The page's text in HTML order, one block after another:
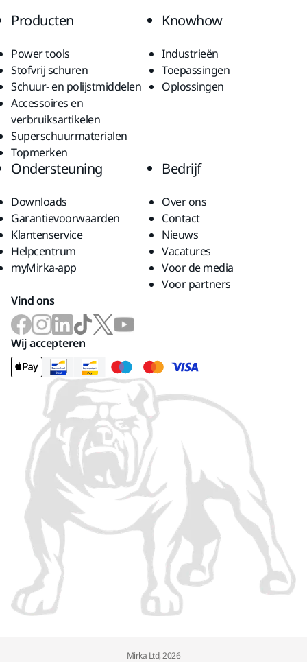
Producten
Power tools
Stofvrij schuren
Schuur- en polijstmiddelen
Accessoires en
verbruiksartikelen
Superschuurmaterialen
Topmerken
Knowhow
Industrieën
Toepassingen
Oplossingen
Ondersteuning
Downloads
Garantievoorwaarden
Klantenservice
Helpcentrum
myMirka-app
Bedrijf
Over ons
Contact
Nieuws
Vacatures
Voor de media
Voor partners
Vind ons
Wij accepteren
Mirka Ltd, 2026